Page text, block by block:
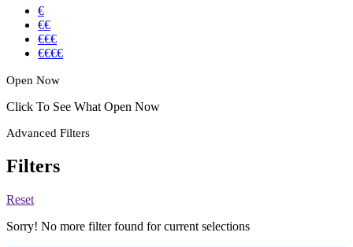
€
€€
€€€
€€€€
Open Now
Click To See What Open Now
Advanced Filters
Filters
Reset
Sorry! No more filter found for current selections